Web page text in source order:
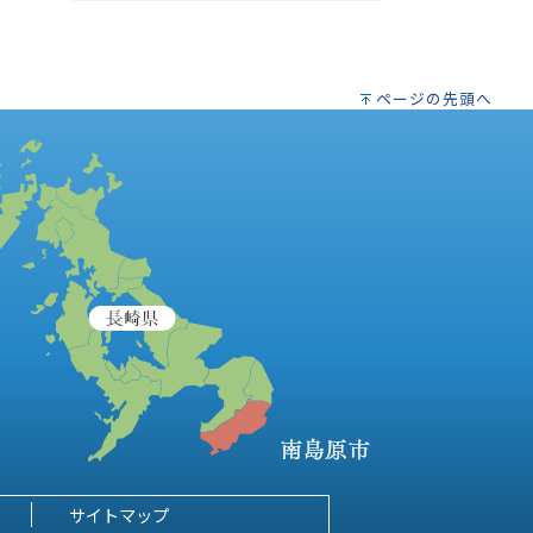
ページの先頭へ
サイトマップ